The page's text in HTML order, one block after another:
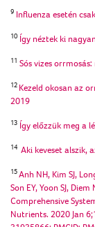
9 Influenza esetén
10 Így néztek ki
11 Sós vizes
12 Kezeld okosan az
2019
13 Így előzzük meg a
14 Aki keveset alszik,
15Anh NH, Kim SJ,
Son EY, Yoon SJ,
Comprehensive
Nutrients. 2020 Jan